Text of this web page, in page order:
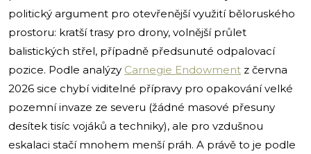
politický argument pro otevřenější využití běloruského
prostoru: kratší trasy pro drony, volnější průlet
balistických střel, případně předsunuté odpalovací
pozice. Podle analýzy Carnegie Endowment z června
2026 sice chybí viditelné přípravy pro opakování velké
pozemní invaze ze severu (žádné masové přesuny
desítek tisíc vojáků a techniky), ale pro vzdušnou
eskalaci stačí mnohem menší práh. A právě to je podle